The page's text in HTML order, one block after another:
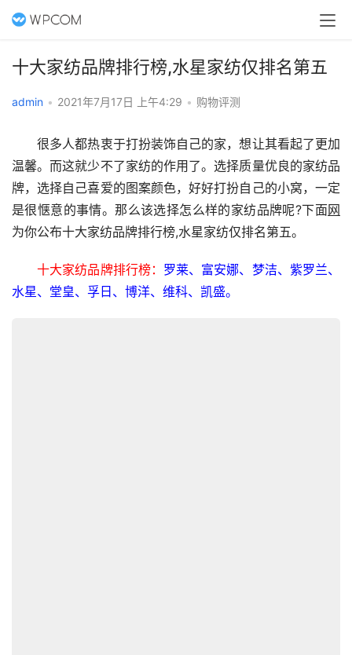
十大家纺品牌排行榜,水星家纺仅排名第五
admin • 2021年7月17日 上午4:29 • 购物评测
很多人都热衷于打扮装饰自己的家，想让其看起了更加
温馨。而这就少不了家纺的作用了。选择质量优良的家纺品
牌，选择自己喜爱的图案颜色，好好打扮自己的小窝，一定
是很惬意的事情。那么该选择怎么样的家纺品牌呢?下面网
为你公布十大家纺品牌排行榜,水星家纺仅排名第五。
十大家纺品牌排行榜： 罗莱、富安娜、梦洁、紫罗兰、
水星、堂皇、孚日、博洋、维科、凯盛。